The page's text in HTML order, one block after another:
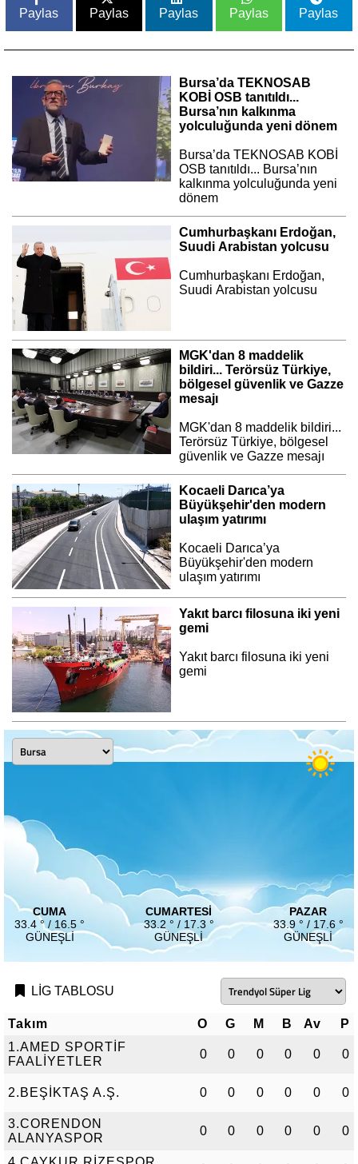
Paylas Paylas Paylas Paylas Paylas
Bursa’da TEKNOSAB
KOBİ OSB tanıtıldı...
Bursa’nın kalkınma
yolculuğunda yeni dönem
Bursa’da TEKNOSAB KOBİ
OSB tanıtıldı... Bursa’nın
kalkınma yolculuğunda yeni
dönem
Cumhurbaşkanı Erdoğan,
Suudi Arabistan yolcusu
Cumhurbaşkanı Erdoğan,
Suudi Arabistan yolcusu
MGK'dan 8 maddelik
bildiri... Terörsüz Türkiye,
bölgesel güvenlik ve Gazze
mesajı
MGK'dan 8 maddelik bildiri...
Terörsüz Türkiye, bölgesel
güvenlik ve Gazze mesajı
Kocaeli Darıca’ya
Büyükşehir'den modern
ulaşım yatırımı
Kocaeli Darıca’ya
Büyükşehir'den modern
ulaşım yatırımı
Yakıt barcı filosuna iki yeni
gemi
Yakıt barcı filosuna iki yeni
gemi
CUMA
33.4 ° / 16.5 °
GÜNEŞLI
CUMARTESI
33.2 ° / 17.3 °
GÜNEŞLI
PAZAR
33.9 ° / 17.6 °
GÜNEŞLI
LİG TABLOSU
Takım O G M B Av
P
1.AMED SPORTİF
FAALİYETLER
0 0 0 0 0 0
2.BEŞİKTAŞ A.Ş. 0 0 0 0 0 0
3.CORENDON
ALANYASPOR
0 0 0 0 0 0